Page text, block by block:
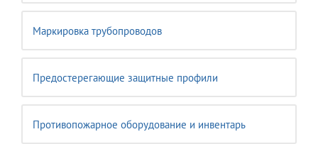
Маркировка трубопроводов
Предостерегающие защитные профили
Противопожарное оборудование и инвентарь